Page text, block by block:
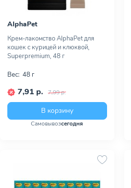
AlphaPet
Крем-лакомство AlphaPet для
кошек с курицей и клюквой,
Superpremium, 48 г
Вес: 48 г
7,91 р. 7,99 р.
В корзину
Самовывозсегодня